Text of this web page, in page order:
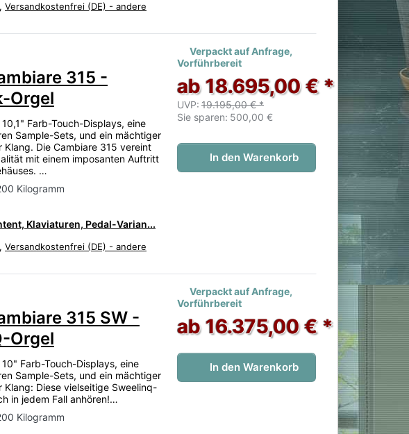
Versandkostenfrei (DE) - andere
Produkt liegen noch keine Bewertungen vor.
315 -
Orgel
Farb-Touch-Displays, eine
Sample-Sets, und ein mächtiger
Die Cambiare 315 vereint
mit einem imposanten Auftritt
…
Kilogramm
Klaviaturen, Pedal-Varian...
Versandkostenfrei (DE) - andere
Verpackt auf Anfrage,
Vorführbereit
ab 18.695,00 € *
UVP: 19.195,00 € *
Sie sparen: 500,00 €
In den Warenkorb
Produkt liegen noch keine Bewertungen vor.
315 SW -
Orgel
Farb-Touch-Displays, eine
Sample-Sets, und ein mächtiger
Diese vielseitige Sweelinq-
in jedem Fall anhören!…
Kilogramm
Verpackt auf Anfrage,
Vorführbereit
ab 16.375,00 € *
In den Warenkorb